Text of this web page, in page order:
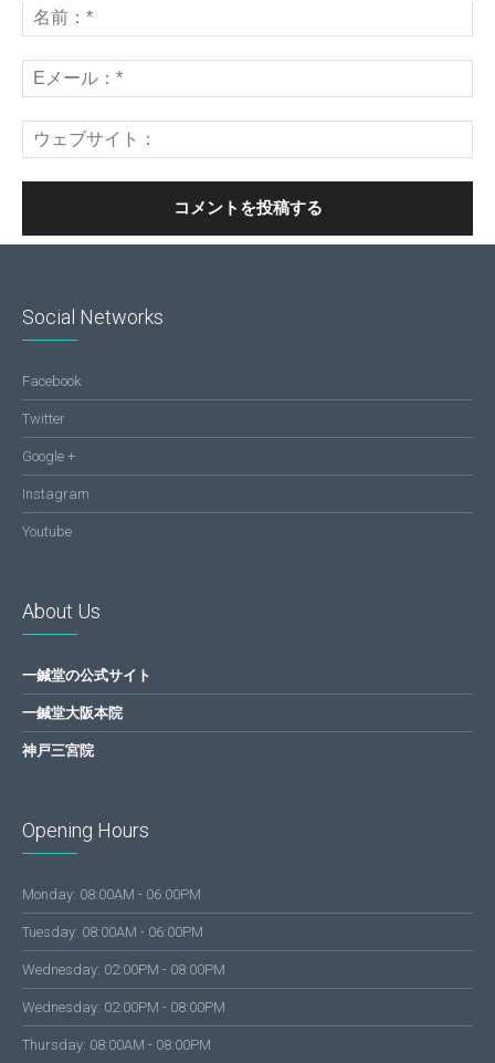
Social Networks
Facebook
Twitter
Google +
Instagram
Youtube
About Us
一鍼堂の公式サイト
一鍼堂大阪本院
神戸三宮院
Opening Hours
Monday: 08:00AM - 06:00PM
Tuesday: 08:00AM - 06:00PM
Wednesday: 02:00PM - 08:00PM
Wednesday: 02:00PM - 08:00PM
Thursday: 08:00AM - 08:00PM